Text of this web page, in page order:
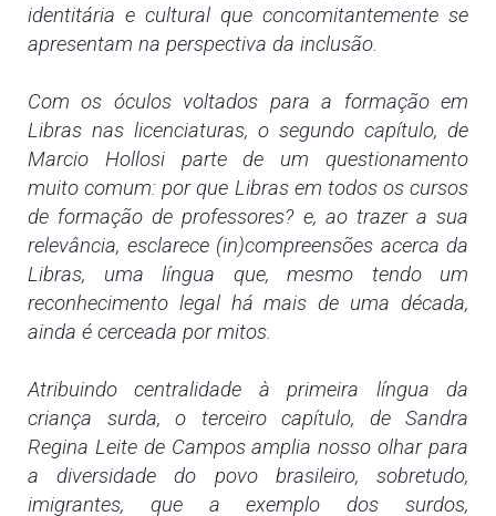
identitária e cultural que concomitantemente se
apresentam na perspectiva da inclusão.
Com os óculos voltados para a formação em
Libras nas licenciaturas, o segundo capítulo, de
Marcio Hollosi parte de um questionamento
muito comum: por que Libras em todos os cursos
de formação de professores? e, ao trazer a sua
relevância, esclarece (in)compreensões acerca da
Libras, uma língua que, mesmo tendo um
reconhecimento legal há mais de uma década,
ainda é cerceada por mitos.
Atribuindo centralidade à primeira língua da
criança surda, o terceiro capítulo, de Sandra
Regina Leite de Campos amplia nosso olhar para
a diversidade do povo brasileiro, sobretudo,
imigrantes, que a exemplo dos surdos,